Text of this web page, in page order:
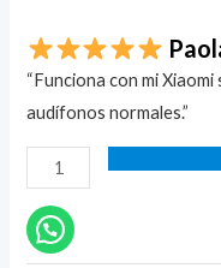
“Funciona con mi
audífonos normales.”